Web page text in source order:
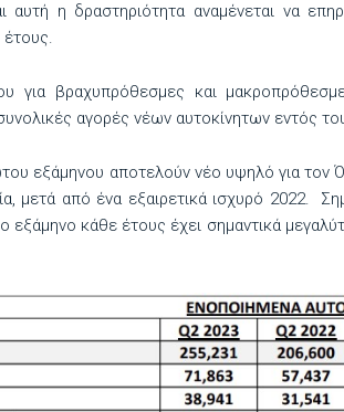
αυτή η δραστηριότητα αναμένεται να
για βραχυπρόθεσμες και
αγορές νέων αυτοκίνητων εντός
εξάμηνου αποτελούν νέο υψηλό για τον
μετά από ένα εξαιρετικά ισχυρό 2022.
εξάμηνο κάθε έτους έχει σημαντικά